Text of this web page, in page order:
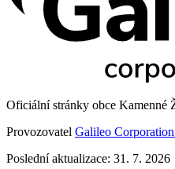
Oficiální stránky obce Kamenné
Provozovatel Galileo Corporation
Poslední aktualizace: 31. 7. 2026